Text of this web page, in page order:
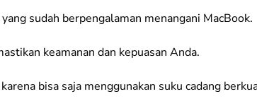
sudah berpengalaman menangani MacBook.
keamanan dan kepuasan Anda.
bisa saja menggunakan suku cadang